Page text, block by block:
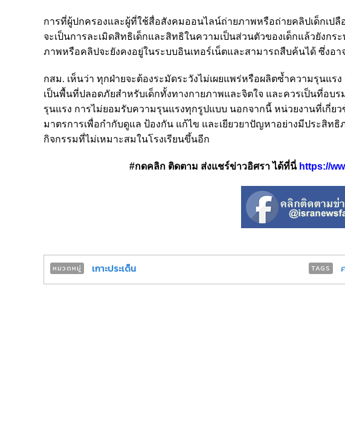
การที่ผู้ปกครองและผู้ที่ใช้สื่อสังคมออนไลน์ถ่ายภาพหรือถ่ายคลิปเด็กเป
จะเป็นการละเมิดสิทธิเด็กและสิทธิในความเป็นส่วนตัวของเด็กแล้วยังกระ
ภาพหรือคลิปจะยังคงอยู่ในระบบอินเทอร์เน็ตและสามารถสืบค้นได้ ซึ่งอ
กสม. เห็นว่า ทุกฝ่ายจะต้องระมัดระวังไม่เผยแพร่หรือผลิตซ้ำความรุนแ
เป็นพื้นที่ปลอดภัยสำหรับเด็กทั้งทางกายภาพและจิตใจ และควรเป็นที่อ
รุนแรง การไม่ยอมรับความรุนแรงทุกรูปแบบ นอกจากนี้ หน่วยงานที่เกี่ย
มาตรการเพื่อกำกับดูแล ป้องกัน แก้ไข และเยียวยาปัญหาอย่างมีประสิท
กิจกรรมที่ไม่เหมาะสมในโรงเรียนขึ้นอีก
#กดคลิก ติดตาม ส่งแชร์ข่าวอิศรา ได้ที่นี่ https://
หมวดหมู่ เกาะประเด็น TAGS